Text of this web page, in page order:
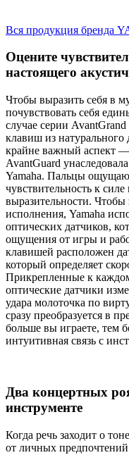
Вся продукция бренда
Оцените
настоящего
Чтобы выразить себя в
почувствовать себя
случае серии
клавиш из натурального
крайне важный аспект
AvantGuard
Yamaha. Пальцы
чувствительность к
выразительности.
исполнения, Yamaha
оптических датчиков,
ощущения от игры и
клавишей расположен
который определяет
Прикрепленные к
оптические датчики
удара молоточка по
сразу преобразуется в
больше вы играете, тем
интуитивная связь с
Два концертных
инструменте
Когда речь заходит о
от личных